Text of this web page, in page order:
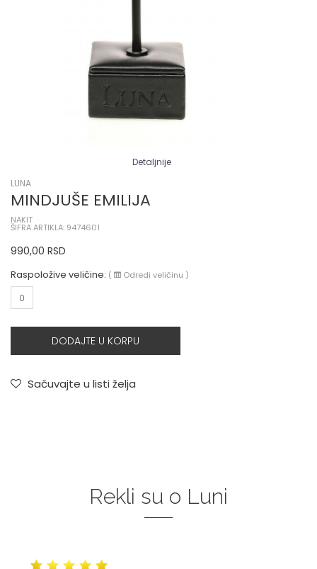
Detaljnije
LUNA
MINDJUŠE EMILIJA
NAKIT
ŠIFRA ARTIKLA: 9474601
990,00 RSD
Raspoložive veličine: ( Odredi veličinu )
0
DODAJTE U KORPU
Sačuvajte u listi želja
Rekli su o Luni